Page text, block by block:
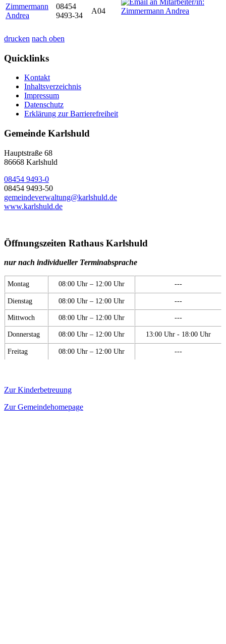
Zimmermann
Andrea
08454
9493-34
A04
drucken nach oben
Quicklinks
Kontakt
Inhaltsverzeichnis
Impressum
Datenschutz
Erklärung zur Barrierefreiheit
Gemeinde Karlshuld
Hauptstraße 68
86668 Karlshuld
08454 9493-0
08454 9493-50
gemeindeverwaltung@karlshuld.de
www.karlshuld.de
Öffnungszeiten Rathaus Karlshuld
nur nach individueller Terminabsprache
Montag 08:00 Uhr – 12:00 Uhr ---
Dienstag 08:00 Uhr – 12:00 Uhr ---
Mittwoch 08:00 Uhr – 12:00 Uhr ---
Donnerstag 08:00 Uhr – 12:00 Uhr 13:00 Uhr - 18:00 Uhr
Freitag 08:00 Uhr – 12:00 Uhr ---
Zur Kinderbetreuung
Zur Gemeindehomepage